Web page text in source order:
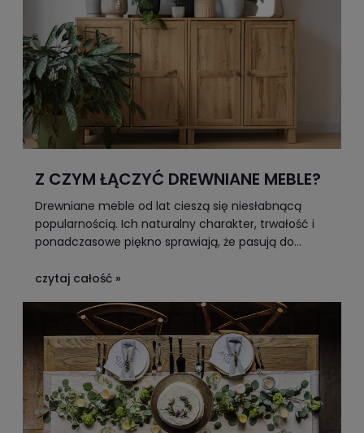
Z CZYM ŁĄCZYĆ DREWNIANE MEBLE?
Drewniane meble od lat cieszą się niesłabnącą
popularnością. Ich naturalny charakter, trwałość i
ponadczasowe piękno sprawiają, że pasują do
przez skandynawski, aż po nowoczesny loft.
czytaj całość »